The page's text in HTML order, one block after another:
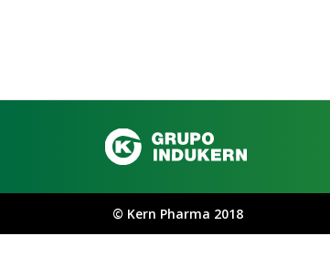
© Kern Pharma 2018